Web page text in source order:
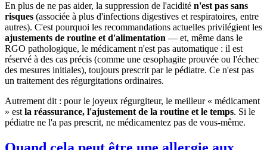
En plus de ne pas aider, la suppression de l'acidité n'est pas sans
risques (associée à plus d'infections digestives et respiratoires, entre
autres). C'est pourquoi les recommandations actuelles privilégient les
ajustements de routine et d'alimentation — et, même dans le
RGO pathologique, le médicament n'est pas automatique : il est
réservé à des cas précis (comme une œsophagite prouvée ou l'échec
des mesures initiales), toujours prescrit par le pédiatre. Ce n'est pas
un traitement des régurgitations ordinaires.
Autrement dit : pour le joyeux régurgiteur, le meilleur « médicament
» est la réassurance, l'ajustement de la routine et le temps. Si le
pédiatre ne l'a pas prescrit, ne médicamentez pas de vous-même.